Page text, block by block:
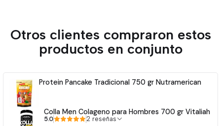
Otros clientes compraron estos
productos en conjunto
Protein Pancake Tradicional 750 gr Nutramerican
Colla Men Colageno para Hombres 700 gr Vitaliah
5.0 2 reseñas